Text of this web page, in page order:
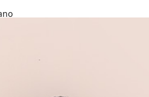
em algum dia do mês, para o